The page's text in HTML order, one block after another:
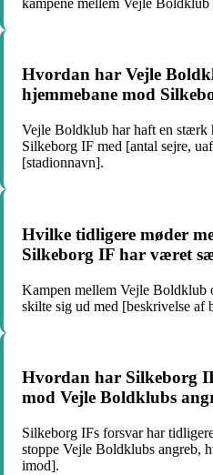
Hvordan har Vejle
hjemmebane mod
Vejle Boldklub har haft en stærk
Silkeborg IF med [antal sejre,
[stadionnavn].
Hvilke tidligere møder
Silkeborg IF har været
Kampen mellem Vejle Boldklub
skilte sig ud med [beskrivelse af
Hvordan har Silkeborg
mod Vejle Boldklubs
Silkeborg IFs forsvar har
stoppe Vejle Boldklubs angreb,
imod].